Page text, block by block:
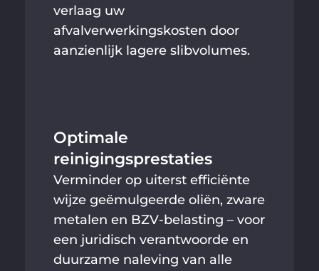
verlaag uw
afvalverwerkingskosten door
aanzienlijk lagere slibvolumes.
Optimale
reinigingsprestaties
Verminder op uiterst efficiënte
wijze geëmulgeerde oliën, zware
metalen en BZV-belasting – voor
een juridisch verantwoorde en
duurzame naleving van alle